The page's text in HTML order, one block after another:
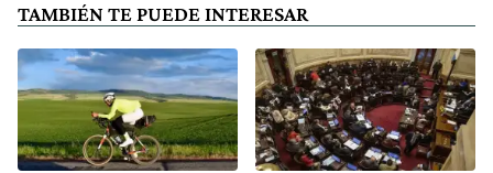
TAMBIÉN TE PUEDE INTERESAR